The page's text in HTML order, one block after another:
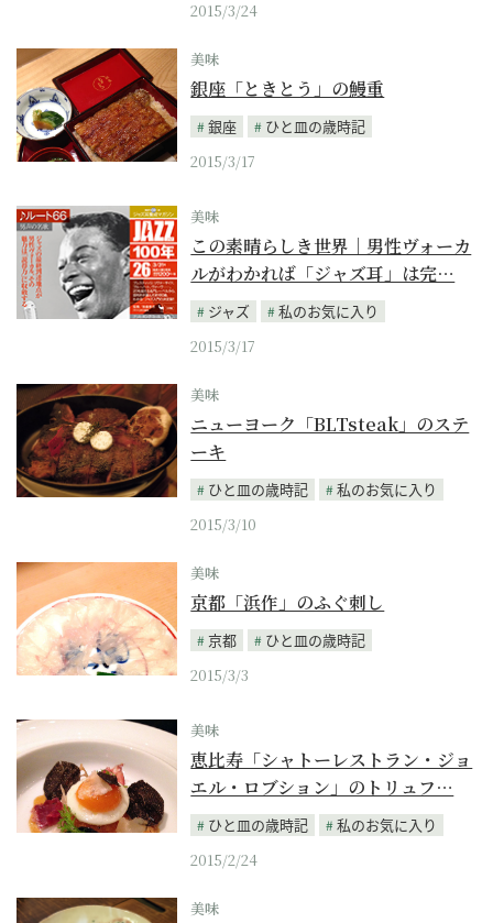
2015/3/24
美味
銀座「ときとう」の鰻重
銀座
ひと皿の歳時記
2015/3/17
美味
この素晴らしき世界｜男性ヴォーカ
ルがわかれば「ジャズ耳」は完…
ジャズ
私のお気に入り
2015/3/17
美味
ニューヨーク「BLTsteak」のステ
ーキ
ひと皿の歳時記
私のお気に入り
2015/3/10
美味
京都「浜作」のふぐ刺し
京都
ひと皿の歳時記
2015/3/3
美味
恵比寿「シャトーレストラン・ジョ
エル・ロブション」のトリュフ…
ひと皿の歳時記
私のお気に入り
2015/2/24
美味